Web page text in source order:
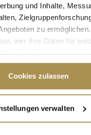
und Inhalte,
zu
wer Ihre Daten für
oder durch Klicken auf
oder widerrufen
über Ihre geografische
bis auf einige Meter
Cookies zulassen
verwalten